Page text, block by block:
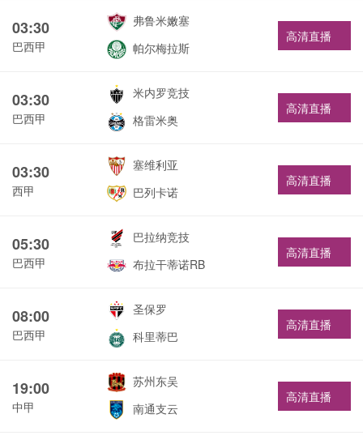
03:30
巴西甲
弗鲁米嫩塞
帕尔梅拉斯
高清直播
03:30
巴西甲
米内罗竞技
格雷米奥
高清直播
03:30
西甲
塞维利亚
巴列卡诺
高清直播
05:30
巴西甲
巴拉纳竞技
布拉干蒂诺RB
高清直播
08:00
巴西甲
圣保罗
科里蒂巴
高清直播
19:00
中甲
苏州东吴
南通支云
高清直播